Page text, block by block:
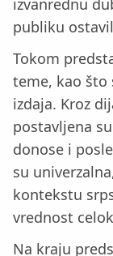
izvanrednu
publiku
Tokom
teme, kao što
izdaja. Kroz
postavljena
donose i
su
kontekstu
vrednost
Na kraju